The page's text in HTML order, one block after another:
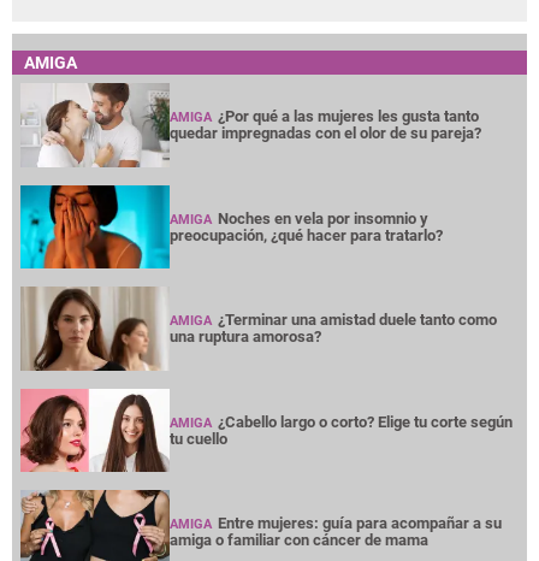
AMIGA
AMIGA ¿Por qué a las mujeres les gusta tanto
quedar impregnadas con el olor de su pareja?
AMIGA Noches en vela por insomnio y
preocupación, ¿qué hacer para tratarlo?
AMIGA ¿Terminar una amistad duele tanto como
una ruptura amorosa?
AMIGA ¿Cabello largo o corto? Elige tu corte según
tu cuello
AMIGA Entre mujeres: guía para acompañar a su
amiga o familiar con cáncer de mama